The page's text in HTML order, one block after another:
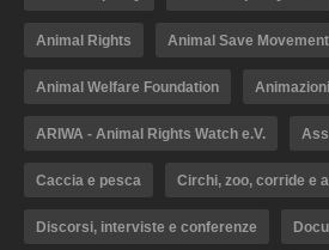
Animal Rights Animal Save Movement
Animal Welfare Foundation Animazioni
ARIWA - Animal Rights Watch e.V.
Caccia e pesca Circhi, zoo, corride e
Discorsi, interviste e conferenze